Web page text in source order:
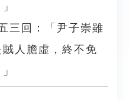
三回：「尹子崇雖
人膽虛，終不免